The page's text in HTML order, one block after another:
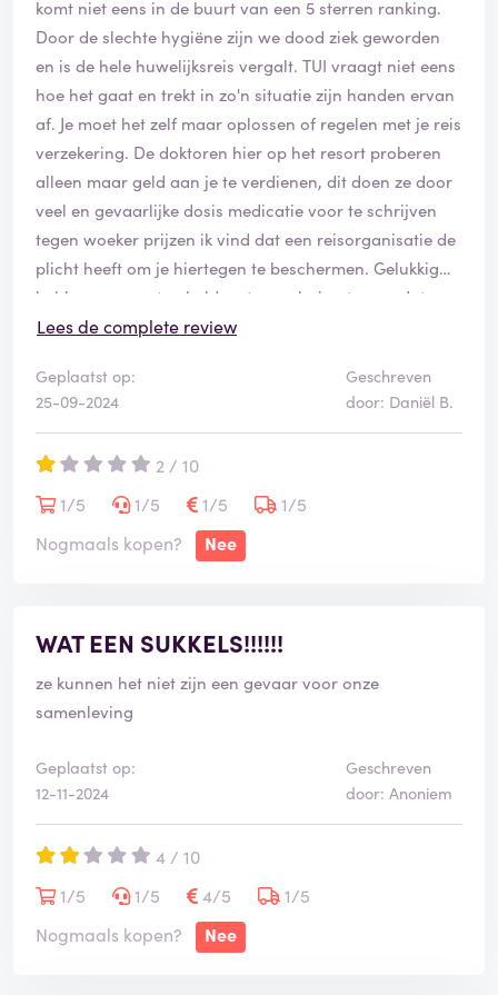
thuis liggen hoe het er bij boeking uit zag, al is het
maar ter bevestiging dat ik niet gek werd, dit vind ik
echt niet kunnen. Ik weet niet hoe jullie erover denken
na dit verhaal, maar voor mij.. alles wat er is gebeurd
in deze vakantie klopt van geen kanten. Als ze met een
alternatief komen of een terugbetaling zou het minste
zijn.
Nu, maanden later, helaas niks van ze gehoord.
Wie weet kan dit bericht ze wel bereiken, en anders jou
komt niet eens in de buurt van een 5 sterren ranking.
Door de slechte hygiëne zijn we dood ziek geworden
en is de hele huwelijksreis vergalt. TUI vraagt niet eens
hoe het gaat en trekt in zo'n situatie zijn handen ervan
af. Je moet het zelf maar oplossen of regelen met je reis
verzekering. De doktoren hier op het resort proberen
alleen maar geld aan je te verdienen, dit doen ze door
veel en gevaarlijke dosis medicatie voor te schrijven
tegen woeker prijzen ik vind dat een reisorganisatie de
plicht heeft om je hiertegen te beschermen. Gelukkig
hebben we eerst gebeld met onze huisarts voordat we
überhaupt aan een behandel plan begonnen waren.
reizigers in gevaar. Wees gewaarschuwd als u bij deze
organisatie denkt een veilige en leuke vakantie te
boeken. Als je een klacht probeert in te vullen werkt
hun app niet eens. De lijst met klachten is nog veel
langer maar mijn doel is via deze weg mensen te
waarschuwen in wat voor nare en gevaarlijke situatie
je terecht kan komen als je je vakantie boekt met TUI.
Lees de complete review
Geplaatst op:
25-09-2024
Geschreven
door: Daniël B.
2 / 10
1/5
1/5 1/5
1/5
Nogmaals kopen?
Nee
WAT EEN SUKKELS!!!!!!
ze kunnen het niet zijn een gevaar voor onze
samenleving
Geplaatst op:
12-11-2024
Geschreven
door: Anoniem
4 / 10
1/5
1/5 4/5
1/5
Nogmaals kopen?
Nee